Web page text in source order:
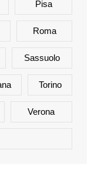
Pisa
Roma
Sassuolo
Torino
Verona